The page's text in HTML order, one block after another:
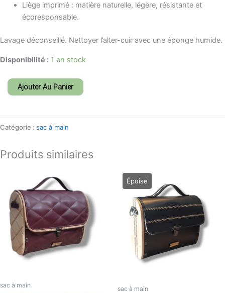
Liège imprimé : matière naturelle, légère, résistante et
écoresponsable.
Lavage déconseillé. Nettoyer l’alter-cuir avec une éponge humide.
Disponibilité : 1 en stock
Ajouter Au Panier
Catégorie : sac à main
Produits similaires
sac à main sac à main